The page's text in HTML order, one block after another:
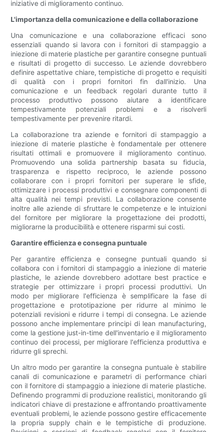
iniziative di miglioramento continuo.
L'importanza della comunicazione e della collaborazione
Una comunicazione e una collaborazione efficaci sono
essenziali quando si lavora con i fornitori di stampaggio a
iniezione di materie plastiche per garantire consegne puntuali
e risultati di progetto di successo. Le aziende dovrebbero
definire aspettative chiare, tempistiche di progetto e requisiti
di qualità con i propri fornitori fin dall'inizio. Una
comunicazione e un feedback regolari durante tutto il
processo produttivo possono aiutare a identificare
tempestivamente potenziali problemi e a risolverli
tempestivamente per prevenire ritardi.
La collaborazione tra aziende e fornitori di stampaggio a
iniezione di materie plastiche è fondamentale per ottenere
risultati ottimali e promuovere il miglioramento continuo.
Promuovendo una solida partnership basata su fiducia,
trasparenza e rispetto reciproco, le aziende possono
collaborare con i propri fornitori per superare le sfide,
ottimizzare i processi produttivi e consegnare componenti di
alta qualità nei tempi previsti. La collaborazione consente
inoltre alle aziende di sfruttare le competenze e le intuizioni
del fornitore per migliorare la progettazione dei prodotti,
migliorarne la producibilità e ottenere risparmi sui costi.
Garantire efficienza e consegna puntuale
Per garantire efficienza e consegne puntuali quando si
collabora con i fornitori di stampaggio a iniezione di materie
plastiche, le aziende dovrebbero adottare best practice e
strategie per ottimizzare i propri processi produttivi. Un
modo per migliorare l'efficienza è semplificare la fase di
progettazione e prototipazione per ridurre al minimo le
potenziali revisioni e ridurre i tempi di consegna. Le aziende
possono anche implementare principi di lean manufacturing,
come la gestione just-in-time dell'inventario e il miglioramento
continuo dei processi, per migliorare l'efficienza produttiva e
ridurre gli sprechi.
Un altro modo per garantire la consegna puntuale è stabilire
canali di comunicazione e parametri di performance chiari
con il fornitore di stampaggio a iniezione di materie plastiche.
Definendo programmi di produzione realistici, monitorando gli
indicatori chiave di prestazione e affrontando proattivamente
eventuali problemi, le aziende possono gestire efficacemente
la propria supply chain e le tempistiche di produzione.